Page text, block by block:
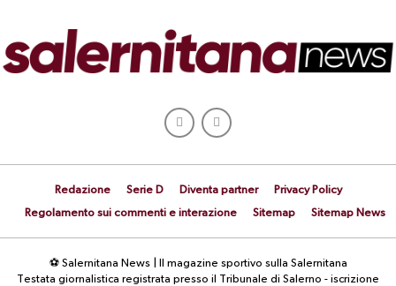
Redazione Serie D Diventa partner
Privacy Policy
Regolamento sui commenti e interazione
Sitemap Sitemap News
⚽ Salernitana News | Il magazine sportivo sulla Salernitana
Testata giornalistica registrata presso il Tribunale di Salerno - iscrizione